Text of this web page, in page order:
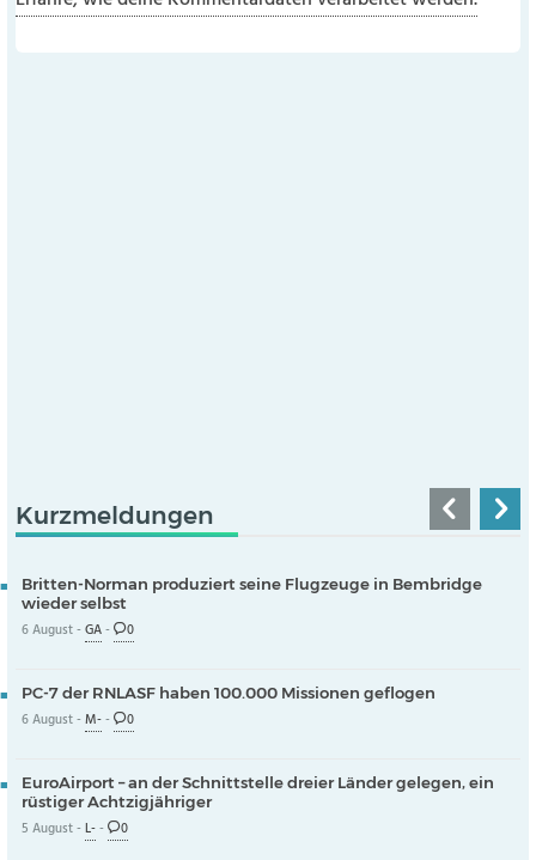
Kurzmeldungen
Britten-Norman produziert seine Flugzeuge in Bembridge
wieder selbst
6 August -GA- 0
PC-7 der RNLASF haben 100.000 Missionen geflogen
6 August -M-- 0
EuroAirport – an der Schnittstelle dreier Länder gelegen, ein
rüstiger Achtzigjähriger
5 August -L-- 0